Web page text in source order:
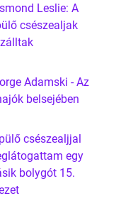
Leslie: A
csészealjak
Adamski - Az
belsejében
csészealjjal
egy
bolygót 15.